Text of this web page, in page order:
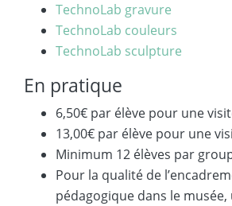
TechnoLab gravure
TechnoLab couleurs
TechnoLab sculpture
En pratique
6,50€ par élève pour une
13,00€ par élève pour une
Minimum 12 élèves par
Pour la qualité de
pédagogique dans le musée,